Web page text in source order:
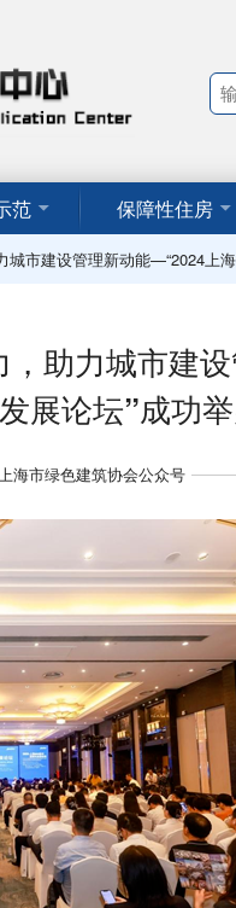
范 保障性住房
城市建设管理新动能—“2024上
，助力城市建
展论坛”成功
海市绿色建筑协会公众号